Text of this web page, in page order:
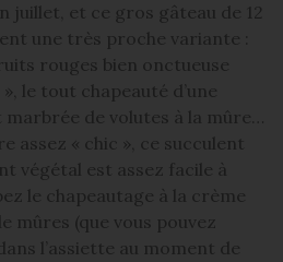
juillet, et ce gros gâteau de 12
une très proche variante :
rouges bien onctueuse
le tout chapeauté d’une
de volutes à la mûre…
assez « chic », ce succulent
végétal est assez facile à
le chapeautage à la crème
mûres (que vous pouvez
l’assiette au moment de